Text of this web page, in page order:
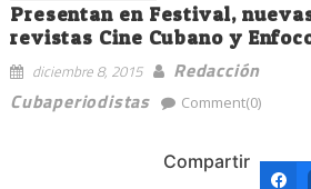
Presentan en Festival,
revistas Cine Cubano y
diciembre 8, 2015
Redacción
Cubaperiodistas
Comment(0)
Compartir